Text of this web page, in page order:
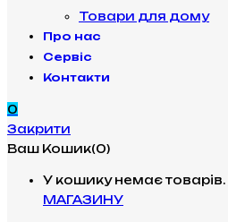
Товари для дому
Про нас
Сервіс
Контакти
0
Закрити
Ваш Кошик(0)
У кошику немає товарів.
МАГАЗИНУ